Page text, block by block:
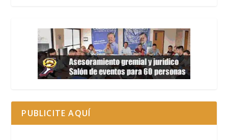
PUBLICITE AQUÍ